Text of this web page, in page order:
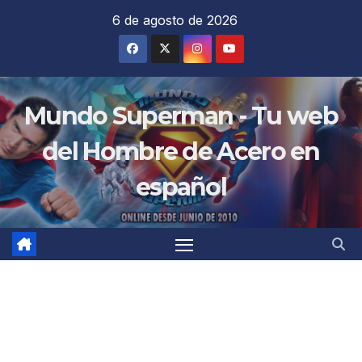
6 de agosto de 2026
Mundo Superman - Tu web
del Hombre de Acero en
español